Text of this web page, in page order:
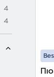
4
4